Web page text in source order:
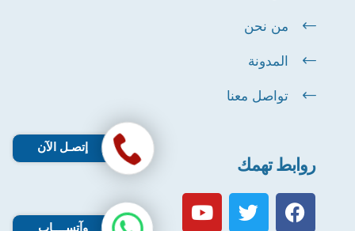
من نحن
المدونة
تواصل معنا
روابط تهمك
إتصـل الآن
وآتســــاب